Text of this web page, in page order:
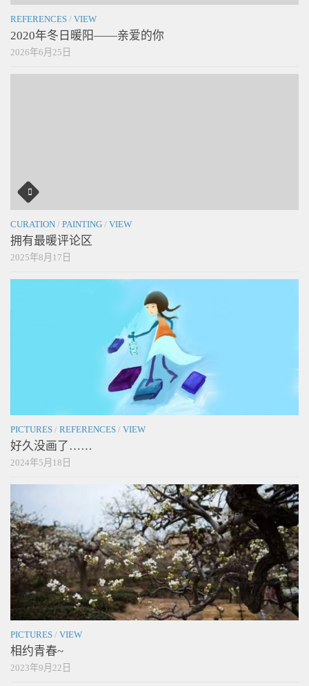
REFERENCES / VIEW
2020年冬日暖阳——亲爱的你
2026年6月25日
CURATION / PAINTING / VIEW
拥有最暖评论区
2025年8月17日
PICTURES / REFERENCES / VIEW
好久没画了……
2024年5月18日
PICTURES / VIEW
相约青春~
2023年9月22日